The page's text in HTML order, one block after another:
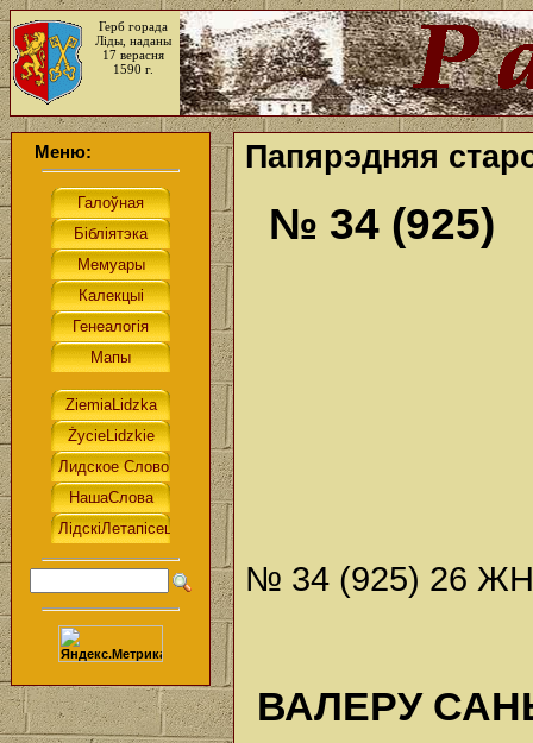
Герб горада
Ліды, наданы
17 верасня
1590 г.
Меню: Папярэдняя
№ 34 (925)
№ 34 (925) 26
ВАЛЕРУ